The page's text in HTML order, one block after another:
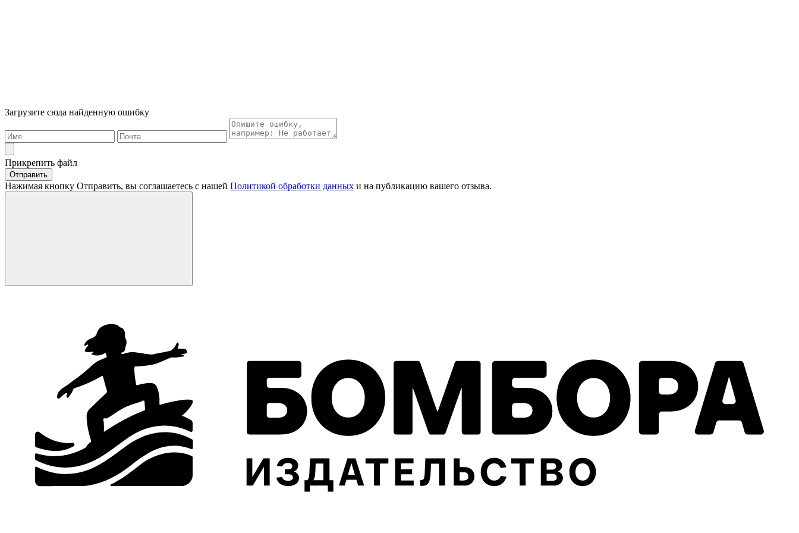
Загрузите сюда найденную ошибку
Прикрепить файл
Отправить
Нажимая кнопку Отправить, вы соглашаетесь с нашей Политикой обработки данных и на публикацию вашего отзыва.